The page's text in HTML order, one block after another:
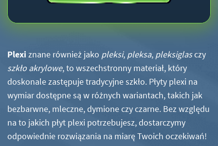
Plexi znane również jako pleksi, pleksa, pleksiglasczy
szkło akrylowe, to wszechstronny materiał, który
doskonale zastępuje tradycyjne szkło. Płyty plexi na
wymiar dostępne są w różnych wariantach, takich jak
bezbarwne, mleczne, dymione czy czarne. Bez względu
na to jakich płyt plexi potrzebujesz, dostarczymy
odpowiednie rozwiązania na miarę Twoich oczekiwań!